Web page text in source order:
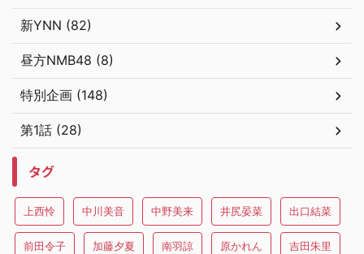
新YNN (82)
昼方NMB48 (8)
特別企画 (148)
第1話 (28)
タグ
上西怜 中川美音 中野美来 井尻晏菜 出口結菜
前田令子 加藤夕夏 南羽諒 原かれん 吉田朱里